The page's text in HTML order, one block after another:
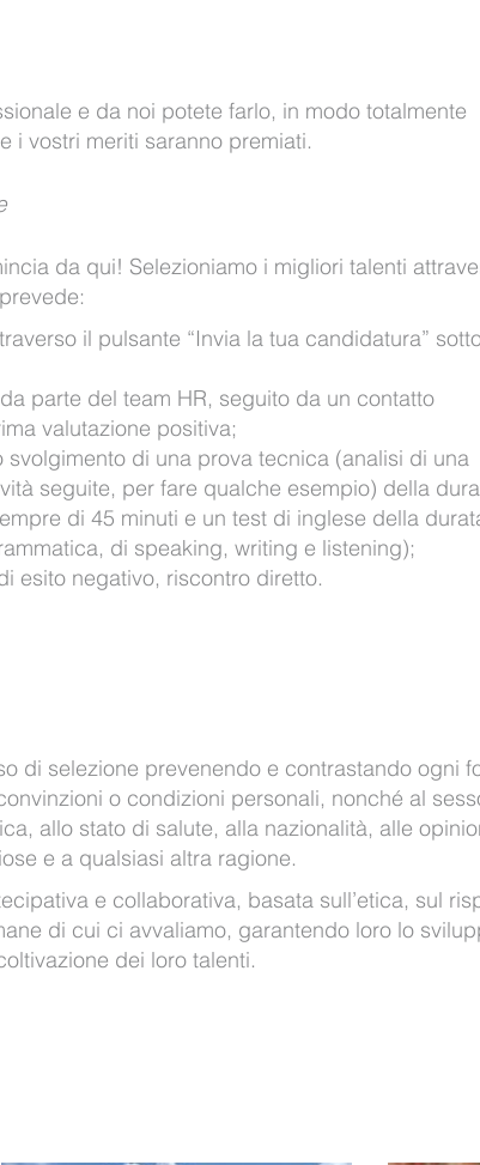
e da noi potete farlo, in modo totalmente
i vostri meriti saranno premiati.
da qui! Selezioniamo i migliori talenti
il pulsante “Invia la tua candidatura”
parte del team HR, seguito da un contatto
valutazione positiva;
di una prova tecnica (analisi di una
seguite, per fare qualche esempio) della
di 45 minuti e un test di inglese della
di speaking, writing e listening);
esito negativo, riscontro diretto.
di selezione prevenendo e contrastando ogni
o condizioni personali, nonché al
allo stato di salute, alla nazionalità, alle
e a qualsiasi altra ragione.
e collaborativa, basata sull’etica, sul
di cui ci avvaliamo, garantendo loro lo
dei loro talenti.